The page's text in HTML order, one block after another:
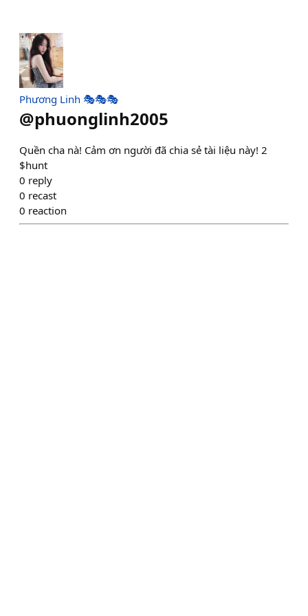
Phương Linh 🎭🎭🎭
@phuonglinh2005
Quền cha nà! Cảm ơn người đã chia sẻ tài liệu này! 2
$hunt
0 reply
0 recast
0 reaction